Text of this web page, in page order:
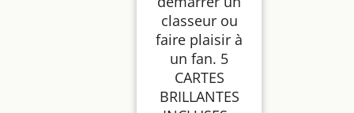
classeur ou
faire plaisir à
un fan. 5
CARTES
BRILLANTES